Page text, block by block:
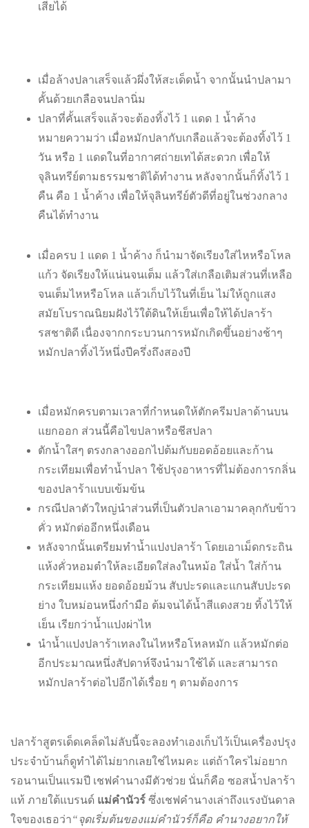
เสียได้
เมื่อล้างปลาเสร็จแล้วผึ่งให้สะเด็ดน้ำ จากนั้นนำปลามา
คั้นด้วยเกลือจนปลานิ่ม
ปลาที่คั้นเสร็จแล้วจะต้องทิ้งไว้ 1 แดด 1 น้ำค้าง
หมายความว่า เมื่อหมักปลากับเกลือแล้วจะต้องทิ้งไว้ 1
วัน หรือ 1 แดดในที่อากาศถ่ายเทได้สะดวก เพื่อให้
จุลินทรีย์ตามธรรมชาติได้ทำงาน หลังจากนั้นก็ทิ้งไว้ 1
คืน คือ 1 น้ำค้าง เพื่อให้จุลินทรีย์ตัวดีที่อยู่ในช่วงกลาง
คืนได้ทำงาน
เมื่อครบ 1 แดด 1 น้ำค้าง ก็นำมาจัดเรียงใส่ไหหรือโหล
แก้ว จัดเรียงให้แน่นจนเต็ม แล้วใส่เกลือเติมส่วนที่เหลือ
จนเต็มไหหรือโหล แล้วเก็บไว้ในที่เย็น ไม่ให้ถูกแสง
สมัยโบราณนิยมฝังไว้ใต้ดินให้เย็นเพื่อให้ได้ปลาร้า
รสชาติดี เนื่องจากกระบวนการหมักเกิดขึ้นอย่างช้าๆ
หมักปลาทิ้งไว้หนึ่งปีครึ่งถึงสองปี
เมื่อหมักครบตามเวลาที่กำหนดให้ตักครีมปลาด้านบน
แยกออก ส่วนนี้คือไขปลาหรือชีสปลา
ตักน้ำใสๆ ตรงกลางออกไปต้มกับยอดอ้อยและก้าน
กระเทียมเพื่อทำน้ำปลา ใช้ปรุงอาหารที่ไม่ต้องการกลิ่น
ของปลาร้าแบบเข้มข้น
กรณีปลาตัวใหญ่นำส่วนที่เป็นตัวปลาเอามาคลุกกับข้าว
คั่ว หมักต่ออีกหนึ่งเดือน
หลังจากนั้นเตรียมทำน้ำแปงปลาร้า โดยเอาเม็ดกระถิน
แห้งคั่วหอมตำให้ละเอียดใส่ลงในหม้อ ใส่น้ำ ใส่ก้าน
กระเทียมแห้ง ยอดอ้อยม้วน สับปะรดและแกนสับปะรด
ย่าง ใบหม่อนหนึ่งกำมือ ต้มจนได้น้ำสีแดงสวย ทิ้งไว้ให้
เย็น เรียกว่าน้ำแปงผ่าไห
นำน้ำแปงปลาร้าเทลงในไหหรือโหลหมัก แล้วหมักต่อ
อีกประมาณหนึ่งสัปดาห์จึงนำมาใช้ได้ และสามารถ
หมักปลาร้าต่อไปอีกได้เรื่อย ๆ ตามต้องการ
ปลาร้าสูตรเด็ดเคล็ดไม่ลับนี้จะลองทำเองเก็บไว้เป็นเครื่องปรุง
ประจำบ้านก็ดูทำได้ไม่ยากเลยใช่ไหมคะ แต่ถ้าใครไม่อยาก
รอนานเป็นแรมปี เชฟคำนางมีตัวช่วย นั่นก็คือ ซอสน้ำปลาร้า
แท้ ภายใต้แบรนด์ แม่คำนัวร์ ซึ่งเชฟคำนางเล่าถึงแรงบันดาล
ใจของเธอว่า“จุดเริ่มต้นของแม่คำนัวร์ก็คือ คำนางอยากให้